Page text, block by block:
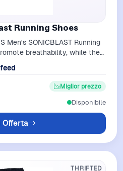
Running Shoes
Men's SONICBLAST Running
breathability, while the
Miglior prezzo
Offerta
Disponibile
THRIFTED